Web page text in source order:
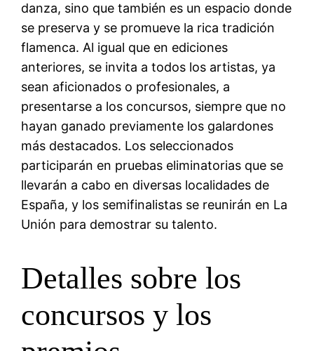
danza, sino que también es un espacio donde
se preserva y se promueve la rica tradición
flamenca. Al igual que en ediciones
anteriores, se invita a todos los artistas, ya
sean aficionados o profesionales, a
presentarse a los concursos, siempre que no
hayan ganado previamente los galardones
más destacados. Los seleccionados
participarán en pruebas eliminatorias que se
llevarán a cabo en diversas localidades de
España, y los semifinalistas se reunirán en La
Unión para demostrar su talento.
Detalles sobre los
concursos y los